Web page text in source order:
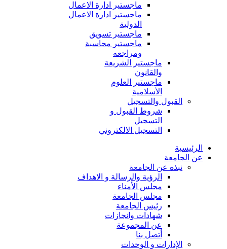
ماجستير ادارة الاعمال
ماجستير ادارة الاعمال
الدولية
ماجستير تسويق
ماجستير محاسبة
ومراجعه
ماجستير الشريعة
والقانون
ماجستير العلوم
الأسلامية
القبول والتسجيل
شروط القبول و
التسجيل
التسجيل الالكتروني
الرئيسية
عن الجامعة
نبذه عن الجامعة
الرؤية والرسالة و الاهداف
مجلس الأمناء
مجلس الجامعة
رئيس الجامعة
شهادات وانجازات
عن المجموعة
أتصل بنا
الإدارات و الوحدات